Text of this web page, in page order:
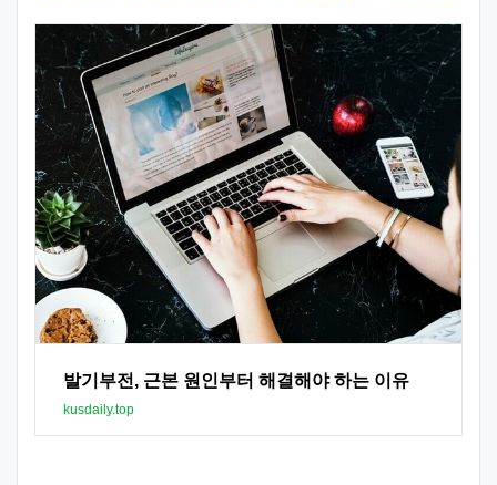
발기부전, 근본 원인부터 해결해야 하는 이유
kusdaily.top